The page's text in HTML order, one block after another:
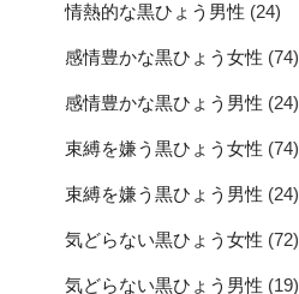
情熱的な黒ひょう男性 (24)
感情豊かな黒ひょう女性 (74)
感情豊かな黒ひょう男性 (24)
束縛を嫌う黒ひょう女性 (74)
束縛を嫌う黒ひょう男性 (24)
気どらない黒ひょう女性 (72)
気どらない黒ひょう男性 (19)